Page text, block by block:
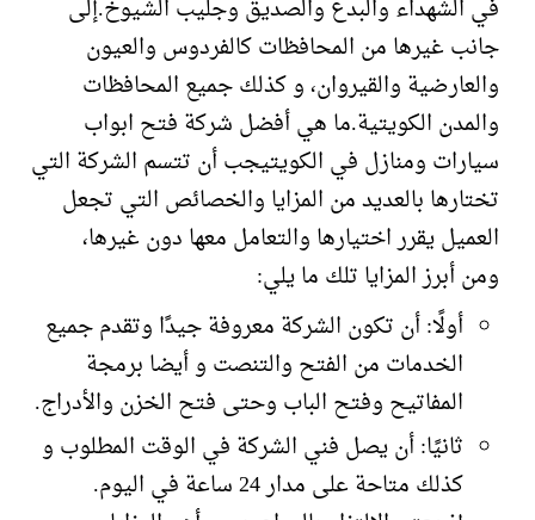
في الشهداء والبدع والصديق وجليب الشيوخ.إلى
جانب غيرها من المحافظات كالفردوس والعيون
والعارضية والقيروان، و كذلك جميع المحافظات
والمدن الكويتية.ما هي أفضل شركة فتح ابواب
سيارات ومنازل في الكويتيجب أن تتسم الشركة التي
تختارها بالعديد من المزايا والخصائص التي تجعل
العميل يقرر اختيارها والتعامل معها دون غيرها،
ومن أبرز المزايا تلك ما يلي:
أولًا: أن تكون الشركة معروفة جيدًا وتقدم جميع
الخدمات من الفتح والتنصت و أيضا برمجة
المفاتيح وفتح الباب وحتى فتح الخزن والأدراج.
ثانيًا: أن يصل فني الشركة في الوقت المطلوب و
كذلك متاحة على مدار 24 ساعة في اليوم.